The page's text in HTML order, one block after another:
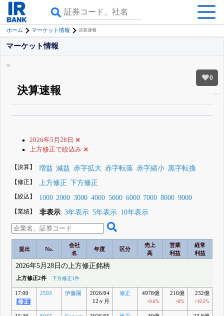
ホーム マーケット情報 決算速報
0
マーケット情報
決算速報
登録すると永久30%OFFと米株版の先行利用も付きます
2026年5月28日
上方修正で絞込み
【決算】 増益 減益 赤字拡大 赤字転落 赤字縮小 黒字転換
【修正】 上方修正 下方修正
【絞込】 1000 2000 3000 4000 5000 6000 7000 8000 9000
【業績】 非表示 3年表示 5年表示 10年表示
提出 No.
会社
名
年度 区分
売上
高
営業
利益
経常
利益
2026年5月28日の上方修正銘柄
上方修正2件 下方修正1件
17:00 2593 伊藤園
2026/04
12ヶ月
修正 4978億
+0.6%
216億
+8%
232億
+10.5%